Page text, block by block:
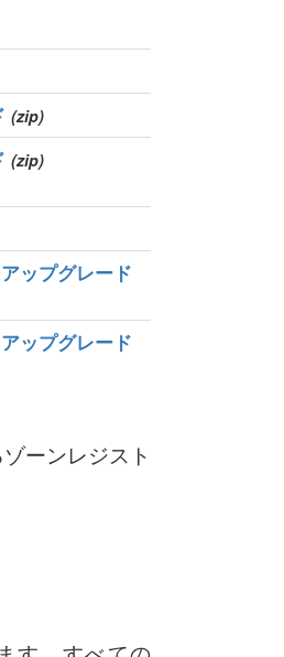
(zip)
(zip)
ップグレード
ップグレード
ーンレジスト